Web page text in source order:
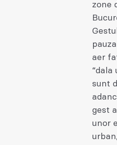
zone
aer
sunt
gest
unor